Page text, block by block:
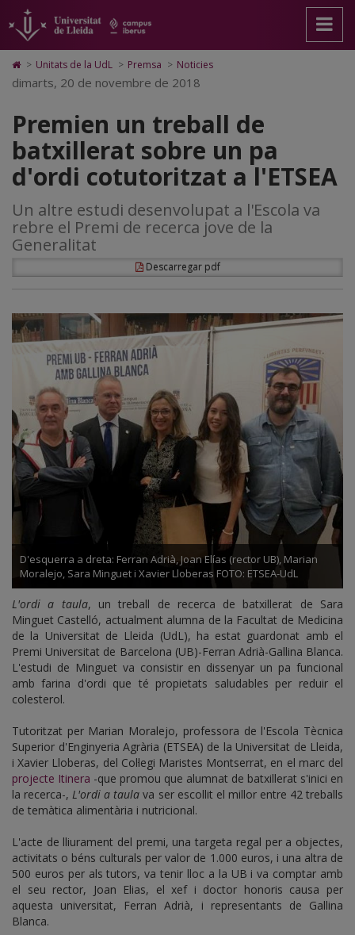
Premien
un
treball
de
batxillerat
sobre
un
pa
d'ordi
cotutoritzat
a
l'ETSEA
pàgina
principal.
Universitat
Lleida
contingut
principal
Mapa
Web.
Universitat
Cerca
Accessibilitat.
Universitat
Lleida
Icono
de
Home
ir
a
la
página
de
inicio
> Unitats de la UdL > Premsa > Noticies
dimarts, 20 de novembre de 2018
Premien un treball de
batxillerat sobre un pa
d'ordi cotutoritzat a l'ETSEA
Un altre estudi desenvolupat a l'Escola va
rebre el Premi de recerca jove de la
Generalitat
Descarregar pdf
D'esquerra a dreta: Ferran Adrià, Joan Elías (rector UB), Marian
Moralejo, Sara Minguet i Xavier Lloberas FOTO: ETSEA-UdL
L'ordi a taula, un treball de recerca de batxillerat de Sara
Minguet Castelló, actualment alumna de la Facultat de Medicina
de la Universitat de Lleida (UdL), ha estat guardonat amb el
Premi Universitat de Barcelona (UB)-Ferran Adrià-Gallina Blanca.
L'estudi de Minguet va consistir en dissenyar un pa funcional
amb farina d'ordi que té propietats saludables per reduir el
colesterol.
Tutoritzat per Marian Moralejo, professora de l'Escola Tècnica
Superior d'Enginyeria Agrària (ETSEA) de la Universitat de Lleida,
i Xavier Lloberas, del Col·legi Maristes Montserrat, en el marc del
projecte Itinera -que promou que alumnat de batxillerat s'inici en
la recerca-, L'ordi a taula va ser escollit el millor entre 42 treballs
de temàtica alimentària i nutricional.
L'acte de lliurament del premi, una targeta regal per a objectes,
activitats o béns culturals per valor de 1.000 euros, i una altra de
500 euros per als tutors, va tenir lloc a la UB i va comptar amb
el seu rector, Joan Elias, el xef i doctor honoris causa per
aquesta universitat, Ferran Adrià, i representants de Gallina
Blanca.